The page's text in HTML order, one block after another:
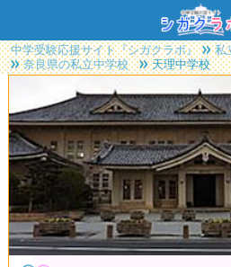
中学受験応援サイト『シガクラボ』
私
奈良県の私立中学校
天理中学校